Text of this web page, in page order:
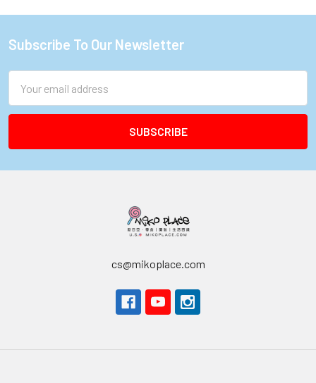
Footer
Subscribe To Our Newsletter
Address
cs@mikoplace.com